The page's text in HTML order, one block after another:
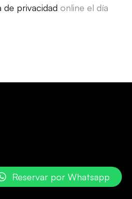
privacidad online el día
Reservar por Whatsapp